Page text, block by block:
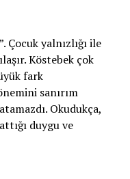
Çocuk yalnızlığı ile
Köstebek çok
fark
sanırım
Okudukça,
duygu ve